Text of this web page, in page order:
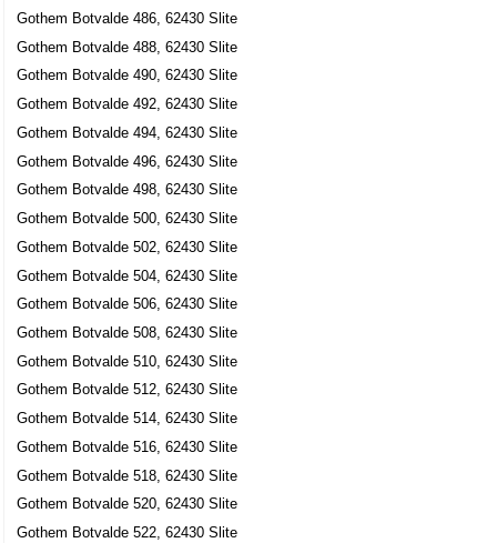
Gothem Botvalde 486, 62430 Slite
Gothem Botvalde 488, 62430 Slite
Gothem Botvalde 490, 62430 Slite
Gothem Botvalde 492, 62430 Slite
Gothem Botvalde 494, 62430 Slite
Gothem Botvalde 496, 62430 Slite
Gothem Botvalde 498, 62430 Slite
Gothem Botvalde 500, 62430 Slite
Gothem Botvalde 502, 62430 Slite
Gothem Botvalde 504, 62430 Slite
Gothem Botvalde 506, 62430 Slite
Gothem Botvalde 508, 62430 Slite
Gothem Botvalde 510, 62430 Slite
Gothem Botvalde 512, 62430 Slite
Gothem Botvalde 514, 62430 Slite
Gothem Botvalde 516, 62430 Slite
Gothem Botvalde 518, 62430 Slite
Gothem Botvalde 520, 62430 Slite
Gothem Botvalde 522, 62430 Slite